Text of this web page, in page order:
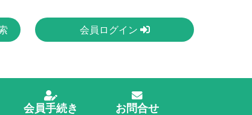
会員ログイン
会員手続き お問合せ